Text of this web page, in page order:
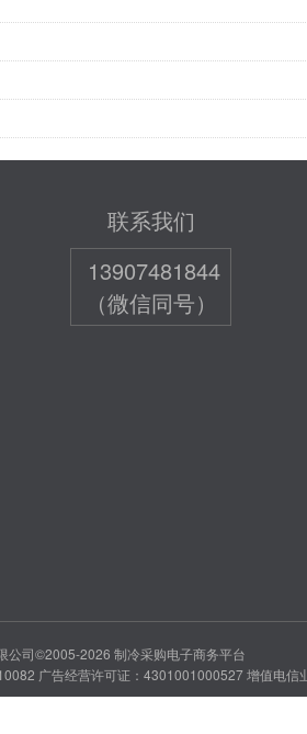
联系我们
13907481844
（微信同号）
公司©2005-2026 制冷采购电子商务平台
广告经营许可证：4301001000527增值电信